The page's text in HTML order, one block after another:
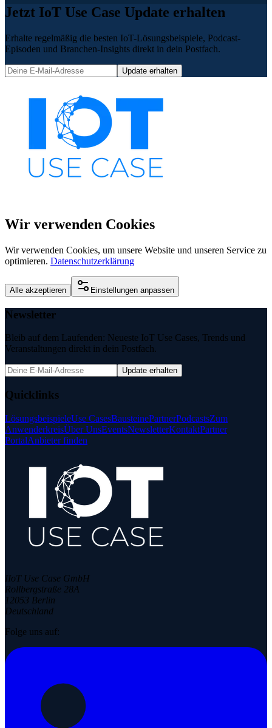
Jetzt IoT Use Case Update erhalten
Erhalte regelmäßig die besten IoT-Lösungsbeispiele, Podcast-
Episoden und Branchen-Insights direkt in dein Postfach.
Update erhalten
Wir verwenden Cookies
Wir verwenden Cookies, um unsere Website und unseren Service zu
optimieren. Datenschutzerklärung
Alle akzeptieren Einstellungen anpassen
Newsletter
Bleib auf dem Laufenden: Neueste IoT Use Cases, Trends und
Veranstaltungen direkt in dein Postfach.
Update erhalten
Quicklinks
LösungsbeispieleUse CasesBausteinePartnerPodcastsZum
AnwenderkreisÜber UnsEventsNewsletterKontaktPartner
PortalAnbieter finden
IIoT Use Case GmbH
Rollbergstraße 28A
12053 Berlin
Deutschland
Folge uns auf: